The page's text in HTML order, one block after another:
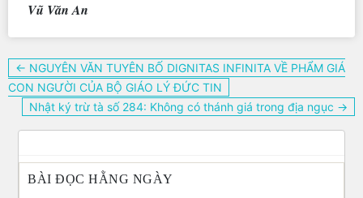
Vũ Văn An
Điều
hướng
bài
viết
← NGUYÊN VĂN TUYÊN BỐ DIGNITAS INFINITA VỀ PHẨM GIÁ
CON NGƯỜI CỦA BỘ GIÁO LÝ ĐỨC TIN
Nhật ký trừ tà số 284: Không có thánh giá trong địa ngục →
BÀI ĐỌC HẰNG NGÀY